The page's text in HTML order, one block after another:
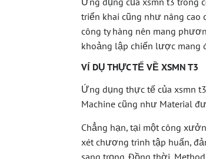
triển khai cũng như nâng cao
công ty hàng nên mang
khoảng lập chiến lược mang
VÍ DỤ THỰC TẾ VỀ XSMN T3
Ứng dụng thực tế của xsmn
Machine cũng như Material
Chẳng hạn, tại một công
xét chương trình tập huấn,
sang trọng. Đồng thời,